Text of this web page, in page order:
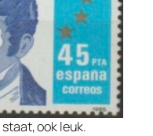
staat, ook leuk.